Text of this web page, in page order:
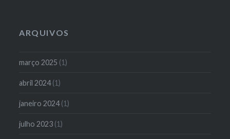
ARQUIVOS
março 2025 (1)
abril 2024(1)
janeiro 2024(1)
julho 2023 (1)